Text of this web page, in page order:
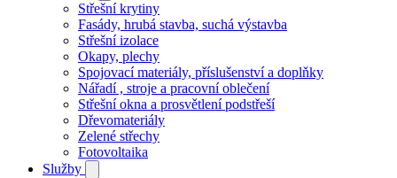
Střešní krytiny
Fasády, hrubá stavba, suchá výstavba
Střešní izolace
Okapy, plechy
Spojovací materiály, příslušenství a doplňky
Nářadí , stroje a pracovní oblečení
Střešní okna a prosvětlení podstřeší
Dřevomateriály
Zelené střechy
Fotovoltaika
Služby